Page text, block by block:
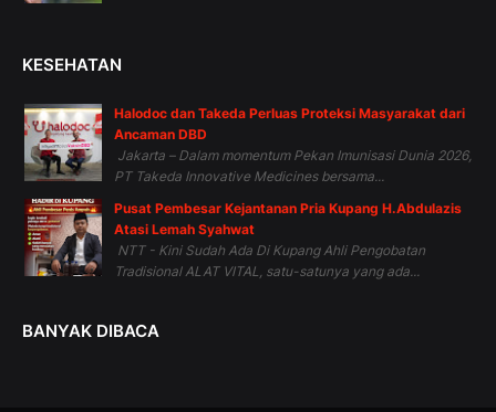
KESEHATAN
Halodoc dan Takeda Perluas Proteksi Masyarakat dari
Ancaman DBD
Jakarta – Dalam momentum Pekan Imunisasi Dunia 2026,
PT Takeda Innovative Medicines bersama...
Pusat Pembesar Kejantanan Pria Kupang H.Abdulazis
Atasi Lemah Syahwat
NTT - Kini Sudah Ada Di Kupang Ahli Pengobatan
Tradisional ALAT VITAL, satu-satunya yang ada...
BANYAK DIBACA